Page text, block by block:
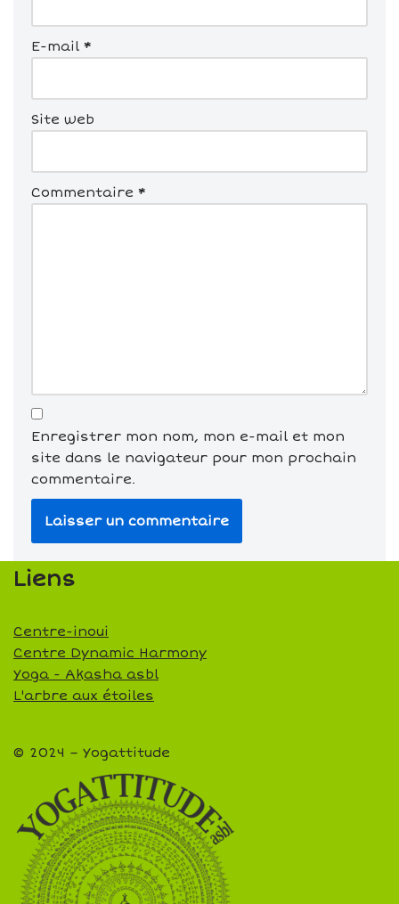
E-mail *
Site web
Commentaire *
Enregistrer mon nom, mon e-mail et mon
site dans le navigateur pour mon prochain
commentaire.
Liens
Centre-inoui
Centre Dynamic Harmony
Yoga - Akasha asbl
L'arbre aux étoiles
© 2024 – Yogattitude